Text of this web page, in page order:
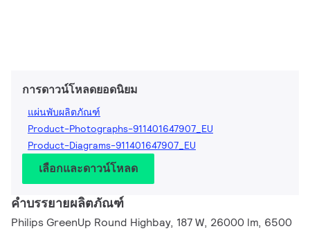
การดาวน์โหลดยอดนิยม
แผ่นพับผลิตภัณฑ์
Product-Photographs-911401647907_EU
Product-Diagrams-911401647907_EU
เลือกและดาวน์โหลด
คำบรรยายผลิตภัณฑ์
Philips GreenUp Round Highbay, 187 W, 26000 lm, 6500